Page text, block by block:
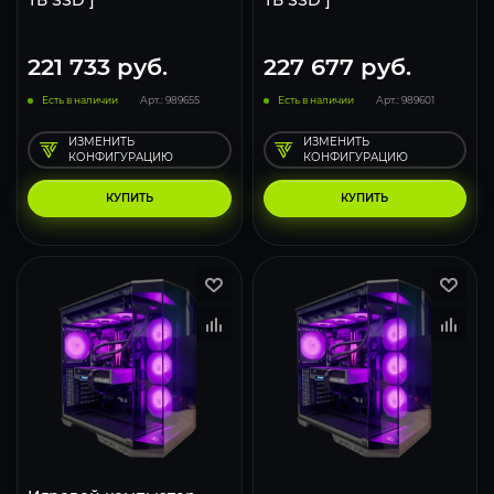
221 733 руб.
Есть в наличии Арт.: 989655
КУПИТЬ
ИЗМЕНИТЬ
КОНФИГУРАЦИЮ
227 677 руб.
Есть в наличии Арт.: 989601
КУПИТЬ
ИЗМЕНИТЬ
КОНФИГУРАЦИЮ